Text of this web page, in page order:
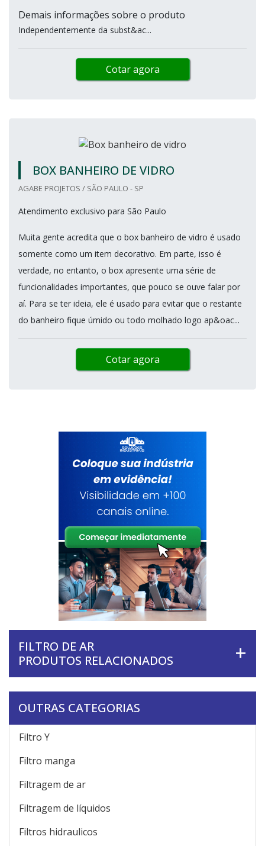
Demais informações sobre o produto
Independentemente da subst&ac...
Cotar agora
BOX BANHEIRO DE VIDRO
AGABE PROJETOS / SÃO PAULO - SP
Atendimento exclusivo para São Paulo
Muita gente acredita que o box banheiro de vidro é usado
somente como um item decorativo. Em parte, isso é
verdade, no entanto, o box apresente uma série de
funcionalidades importantes, que pouco se ouve falar por
aí. Para se ter ideia, ele é usado para evitar que o restante
do banheiro fique úmido ou todo molhado logo ap&oac...
Cotar agora
FILTRO DE AR
PRODUTOS RELACIONADOS
OUTRAS CATEGORIAS
Filtro Y
Filtro manga
Filtragem de ar
Filtragem de líquidos
Filtros hidraulicos